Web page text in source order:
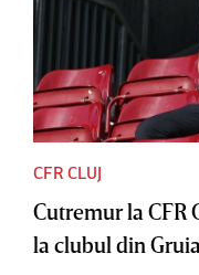
CFR CLUJ
Cutremur la CFR
la clubul din